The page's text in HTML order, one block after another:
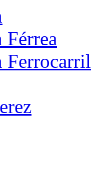
Férrea
Ferrocarril